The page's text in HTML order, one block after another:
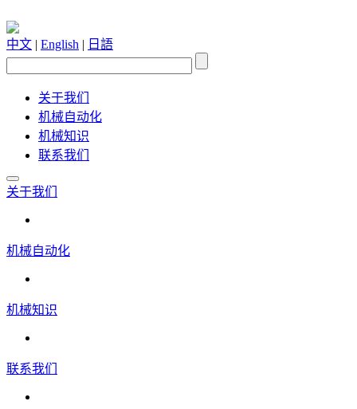
中文 | English | 日語
关于我们
机械自动化
机械知识
联系我们
关于我们
机械自动化
机械知识
联系我们